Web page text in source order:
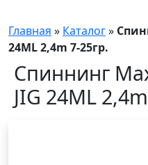
Главная » Каталог»
24ML 2,4m 7-25гр.
Спиннинг
JIG 24ML